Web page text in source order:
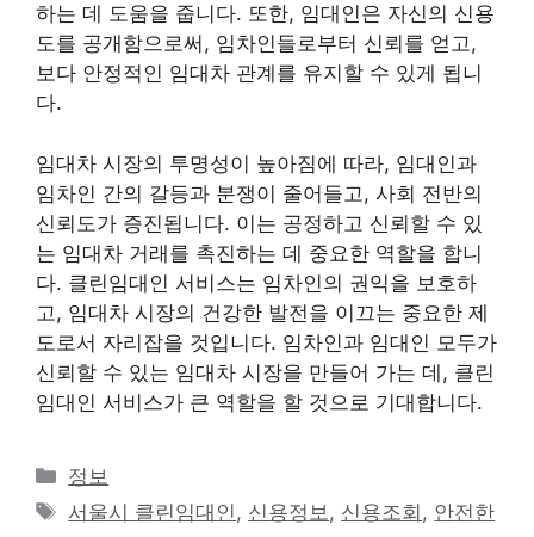
하는 데 도움을 줍니다. 또한, 임대인은 자신의 신용
도를 공개함으로써, 임차인들로부터 신뢰를 얻고,
보다 안정적인 임대차 관계를 유지할 수 있게 됩니
다.
임대차 시장의 투명성이 높아짐에 따라, 임대인과
임차인 간의 갈등과 분쟁이 줄어들고, 사회 전반의
신뢰도가 증진됩니다. 이는 공정하고 신뢰할 수 있
는 임대차 거래를 촉진하는 데 중요한 역할을 합니
다. 클린임대인 서비스는 임차인의 권익을 보호하
고, 임대차 시장의 건강한 발전을 이끄는 중요한 제
도로서 자리잡을 것입니다. 임차인과 임대인 모두가
신뢰할 수 있는 임대차 시장을 만들어 가는 데, 클린
임대인 서비스가 큰 역할을 할 것으로 기대합니다.
카
테
고
정보
태
서울시 클린임대인 , 신용정보 , 신용조회 , 안전한